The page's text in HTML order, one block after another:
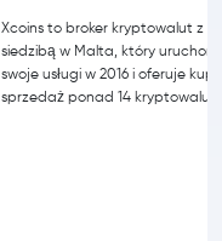
Xcoins to broker kryptowalut z
siedzibą w Malta, który
swoje usługi w 2016 i oferuje
sprzedaż ponad 14 kryptowalut.